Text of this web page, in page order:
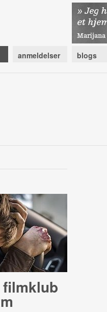
anmeldelser blogs
filmklub